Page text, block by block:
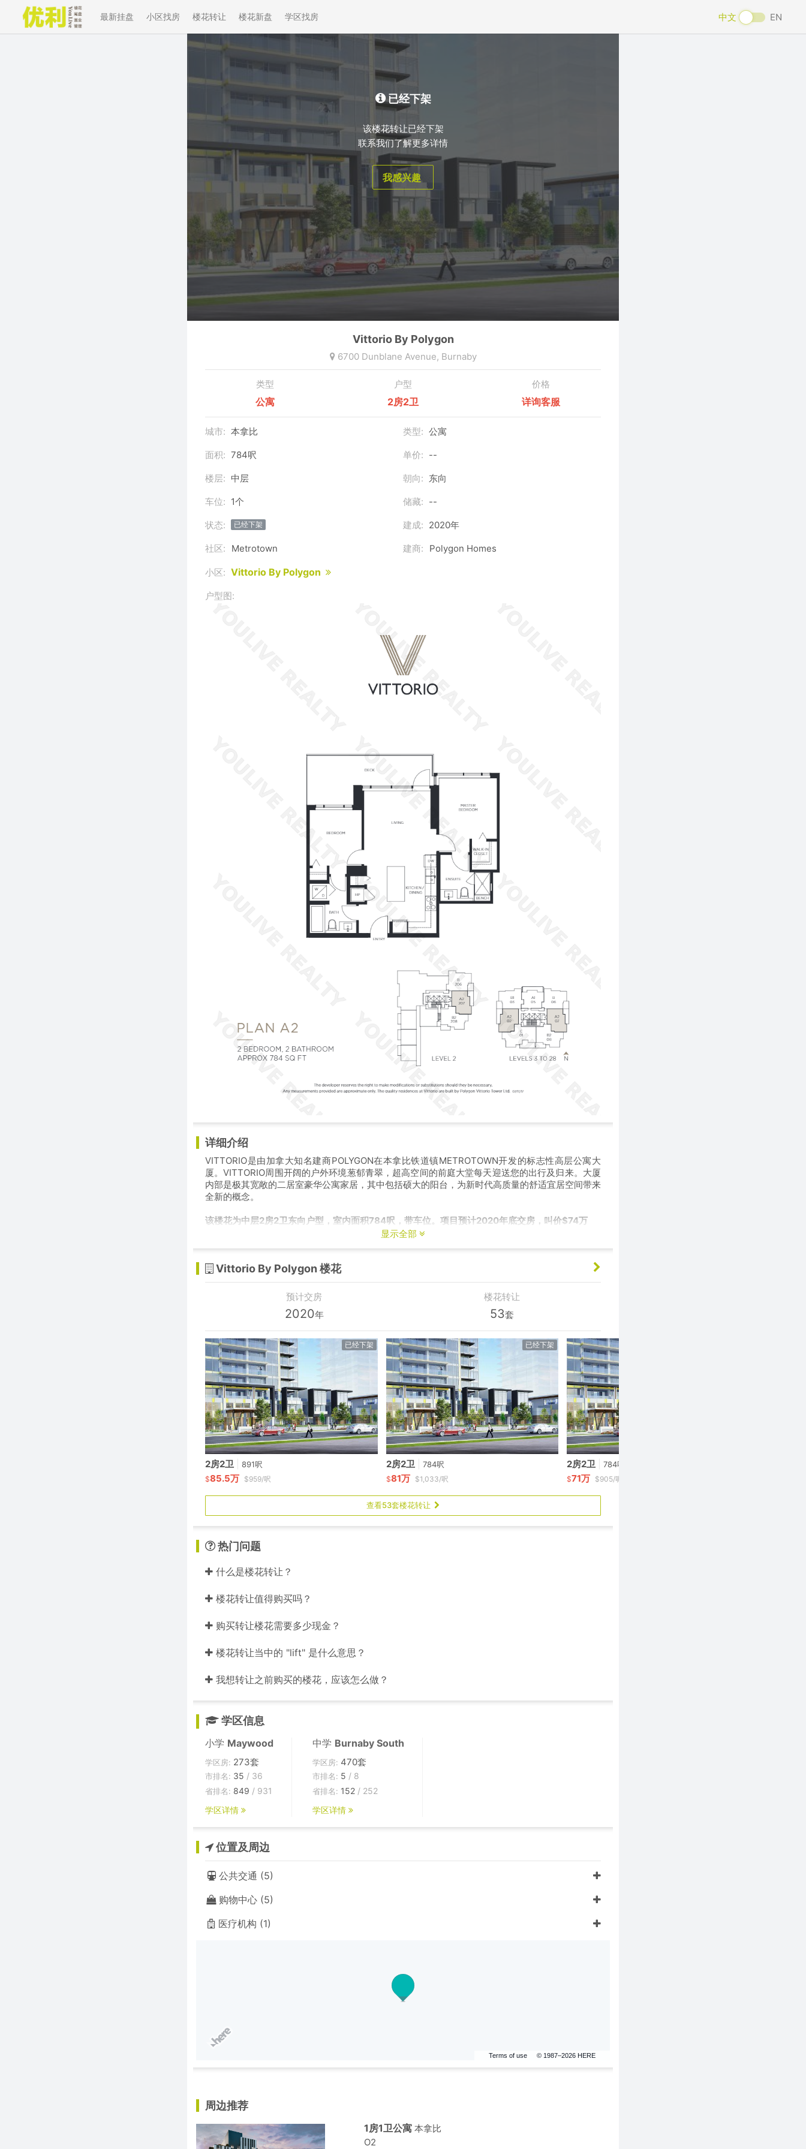
最新挂盘 小区找房 楼花转让 楼花新盘 学区找房 中文 EN
已经下架
该楼花转让已经下架
联系我们了解更多详情
我感兴趣
Vittorio By Polygon
6700 Dunblane Avenue, Burnaby
类型
公寓
户型
2房2卫
价格
详询客服
城市: 本拿比 类型: 公寓
面积: 784呎 单价: --
楼层: 中层 朝向: 东向
车位: 1个 储藏: --
状态: 已经下架 建成: 2020年
社区: Metrotown 建商: Polygon Homes
小区: Vittorio By Polygon
户型图:
详细介绍
VITTORIO是由加拿大知名建商POLYGON在本拿比铁道镇METROTOWN开发的标志性高层公寓大
厦。VITTORIO周围开阔的户外环境葱郁青翠，超高空间的前庭大堂每天迎送您的出行及归来。大厦
内部是极其宽敞的二居室豪华公寓家居，其中包括硕大的阳台，为新时代高质量的舒适宜居空间带来
全新的概念。
该楼花为中层2房2卫东向户型，室内面积784呎，带车位。项目预计2020年底交房，叫价$74万
显示全部
Vittorio By Polygon 楼花
预计交房
2020年
楼花转让
53套
已经下架
2房2卫 891呎
$85.5万 $959/呎
已经下架
2房2卫 784呎
$81万 $1,033/呎
2房2卫 784呎
$71万 $905/呎
查看53套楼花转让
热门问题
什么是楼花转让？
楼花转让值得购买吗？
购买转让楼花需要多少现金？
楼花转让当中的 "lift" 是什么意思？
我想转让之前购买的楼花，应该怎么做？
学区信息
小学 Maywood
学区房: 273套
市排名: 35 / 36
省排名: 849 / 931
学区详情
中学 Burnaby South
学区房: 470套
市排名: 5 / 8
省排名: 152 / 252
学区详情
位置及周边
公共交通 (5)
购物中心 (5)
医疗机构 (1)
Terms of use © 1987–2026 HERE
周边推荐
1房1卫公寓 本拿比
O2